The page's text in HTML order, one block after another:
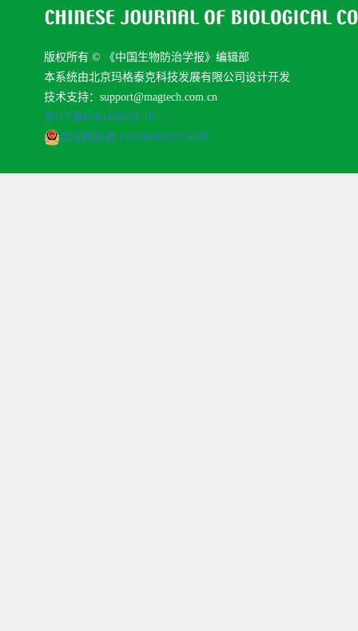
版权所有 © 《中国生物防治学报》编辑部
本系统由北京玛格泰克科技发展有限公司设计开发
技术支持：support@magtech.com.cn
京ICP备05034986号-10
京公网安备 11010802035152号